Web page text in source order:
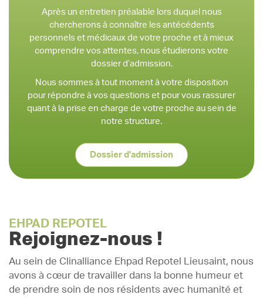
Après un entretien préalable lors duquel nous
chercherons à connaître les antécédents
personnels et médicaux de votre proche et à mieux
comprendre vos attentes, nous étudierons votre
dossier d’admission.
Nous sommes à tout moment à votre disposition
pour répondre à vos questions et pour vous rassurer
quant à la prise en charge de votre proche au sein de
notre structure.
Dossier d'admission
EHPAD REPOTEL
Rejoignez-nous !
Au sein de Clinalliance Ehpad Repotel Lieusaint, nous
avons à cœur de travailler dans la bonne humeur et
de prendre soin de nos résidents avec humanité et